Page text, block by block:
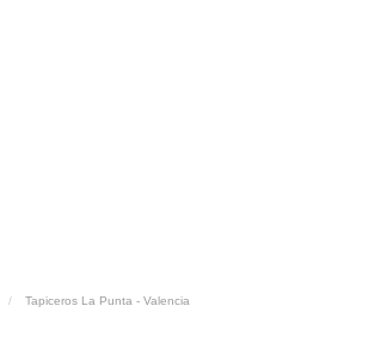
Tapiceros La Punta - Valencia